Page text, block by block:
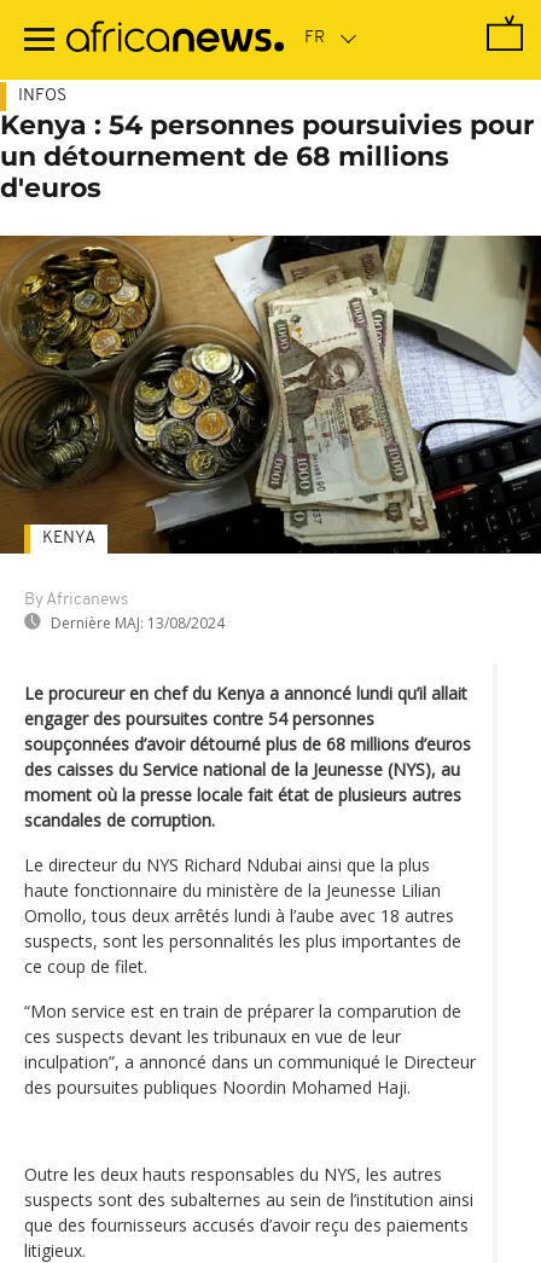
contenu
INFOS
Kenya : 54 personnes poursuivies pour
un détournement de 68 millions
d'euros
By Africanews
Dernière MAJ: 13/08/2024
KENYA
Le procureur en chef du Kenya a annoncé lundi qu’il allait
engager des poursuites contre 54 personnes
soupçonnées d’avoir détourné plus de 68 millions d’euros
des caisses du Service national de la Jeunesse (NYS), au
moment où la presse locale fait état de plusieurs autres
scandales de corruption.
Le directeur du NYS Richard Ndubai ainsi que la plus
haute fonctionnaire du ministère de la Jeunesse Lilian
Omollo, tous deux arrêtés lundi à l’aube avec 18 autres
suspects, sont les personnalités les plus importantes de
ce coup de filet.
“Mon service est en train de préparer la comparution de
ces suspects devant les tribunaux en vue de leur
inculpation”, a annoncé dans un communiqué le Directeur
des poursuites publiques Noordin Mohamed Haji.
Outre les deux hauts responsables du NYS, les autres
suspects sont des subalternes au sein de l’institution ainsi
que des fournisseurs accusés d’avoir reçu des paiements
litigieux.